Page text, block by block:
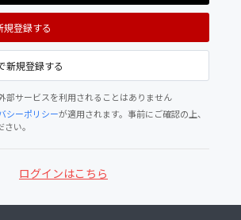
規登録する
新規登録する
部サービスを利用されることはありません
シーポリシーが適用されます。事前にご確認の上、
い。
ログインはこちら